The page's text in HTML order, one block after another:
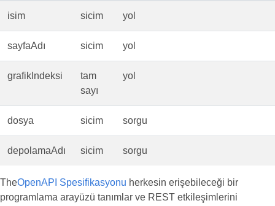
isim sicim yol
sayfaAdı sicim yol
grafikIndeksi
tam
sayı
yol
dosya sicim sorgu
depolamaAdı sicim sorgu
TheOpenAPI Spesifikasyonu herkesin erişebileceği bir
programlama arayüzü tanımlar ve REST etkileşimlerini